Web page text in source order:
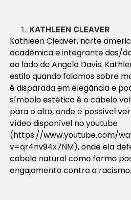
KATHLEEN CLEAVER
Kathleen Cleaver, norte
acadêmica e integrante das/
ao lado de Angela Davis.
estilo quando falamos sobre
é disparada em elegância e
símbolo estético é o cabelo
para o alto, onde é possível
vídeo disponível no youtube
(https://www.youtube.com/
v=qr4nv94x7NM), onde ela
cabelo natural como forma
engajamento contra o racismo.